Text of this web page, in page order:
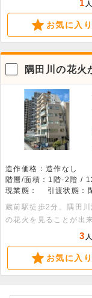
開したい方に最適な好
い。 ※事務所以外で利
1
お気に入
隅田川の花火
造作価格：造作なし
階層/面積：1階-2階 /
現業態：
引渡状態：
蔵前駅徒歩2分。隅田
の花火を見ることが出
きます。重飲食店相
米
3
お気に入